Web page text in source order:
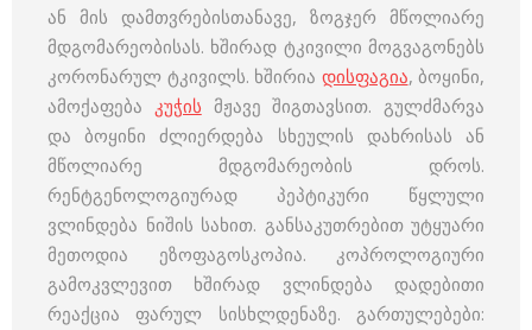
ან მის დამთვრებისთანავე, ზოგჯერ მწოლიარე
მდგომარეობისას. ხშირად ტკივილი მოგვაგონებს
კორონარულ ტკივილს. ხშირია დისფაგია, ბოყინი,
ამოქაფება კუჭის მჟავე შიგთავსით. გულძმარვა
და ბოყინი ძლიერდება სხეულის დახრისას ან
მწოლიარე მდგომარეობის დროს.
რენტგენოლოგიურად პეპტიკური წყლული
ვლინდება ნიშის სახით. განსაკუთრებით უტყუარი
მეთოდია ეზოფაგოსკოპია. კოპროლოგიური
გამოკვლევით ხშირად ვლინდება დადებითი
რეაქცია ფარულ სისხლდენაზე. გართულებები: